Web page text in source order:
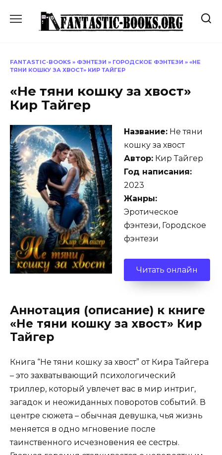
содержанию
FANTASTIC-BOOKS » ФЭНТЕЗИ » ГОРОДСКОЕ ФЭНТЕЗИ » «НЕ
ТЯНИ КОШКУ ЗА ХВОСТ» КИР ТАЙГЕР
«Не тяни кошку за хвост»
Кир Тайгер
Название: Не тяни
кошку за хвост
Автор: Кир Тайгер
Год написания:
2023
Жанры:
Эротическое
фэнтези, Городское
фэнтези
Читать онлайн
Аннотация (описание) к книге
«Не тяни кошку за хвост» Кир
Тайгер
Книга “Не тяни кошку за хвост” от Кира Тайгера
– это захватывающий психологический
триллер, который увлечет вас в мир интриг,
загадок и неожиданных поворотов событий. В
центре сюжета – обычная девушка, чья жизнь
меняется в одно мгновение после
таинственного исчезновения ее сестры.